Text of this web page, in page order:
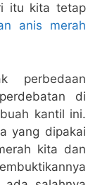
itu kita tetap
anis merah
perbedaan
di
kantil ini.
yang dipakai
kita dan